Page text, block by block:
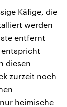
Käfige, die
werden
entfernt
entspricht
diesen
zurzeit noch
heimische